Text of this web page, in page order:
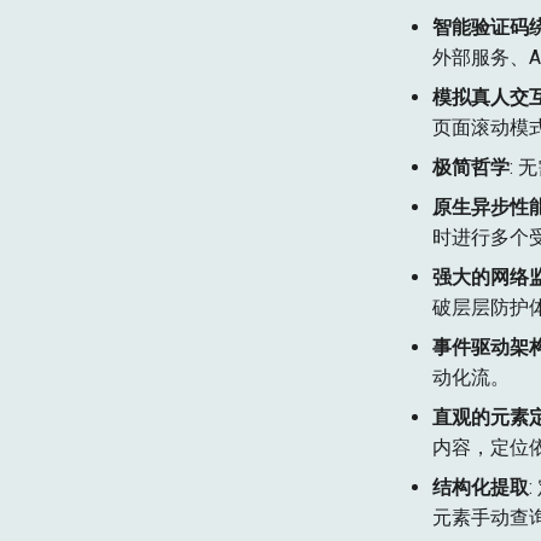
智能验证码
外部服务、
模拟真人交
页面滚动模
极简哲学:
原生异步性
时进行多个
强大的网络
破层层防护
事件驱动架
动化流。
直观的元素
内容，定位
结构化提取:
元素手动查